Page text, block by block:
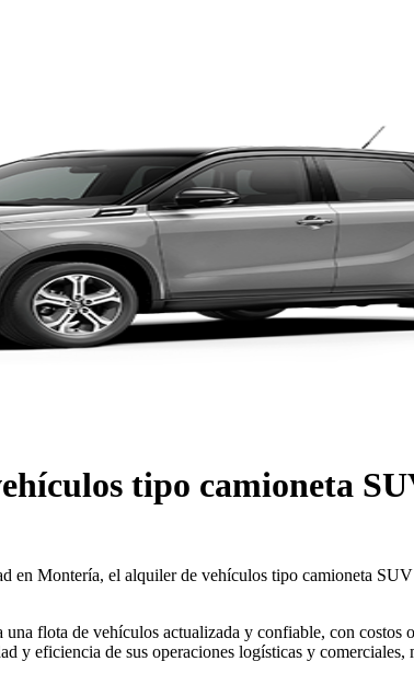
tipo camioneta
en Montería, el alquiler de vehículos tipo camioneta
una flota de vehículos actualizada y confiable, con
y eficiencia de sus operaciones logísticas y